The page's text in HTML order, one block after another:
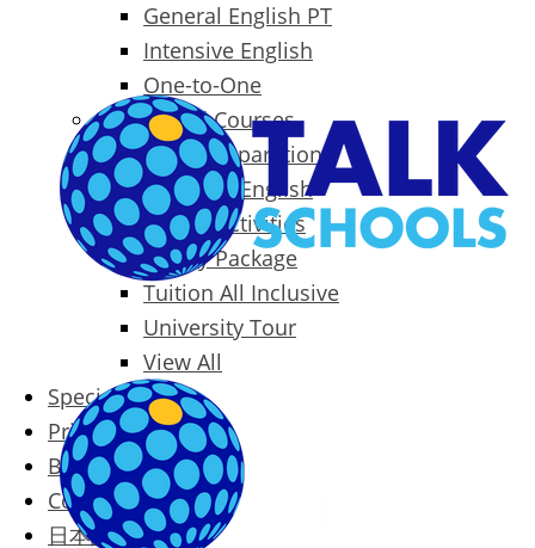
General English PT
Intensive English
One-to-One
Specialized Courses
Exam Preparation
Business English
Packages & Activities
Family Package
Tuition All Inclusive
University Tour
View All
Special Offers
Prices
Blog
Contact
日本語